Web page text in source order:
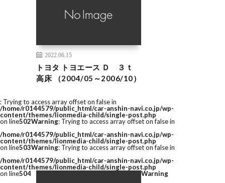
2022.06.15
トヨタ トヨエース Ｄ ３ｔ
高床 （2004/05～2006/10）
: Trying to access array offset on false in
/home/r0144579/public_html/car-anshin-navi.co.jp/wp-
content/themes/lionmedia-child/single-post.php
on line502Warning: Trying to access array offset on false in
/home/r0144579/public_html/car-anshin-navi.co.jp/wp-
content/themes/lionmedia-child/single-post.php
on line503Warning: Trying to access array offset on false in
/home/r0144579/public_html/car-anshin-navi.co.jp/wp-
content/themes/lionmedia-child/single-post.php
on line504 Warning